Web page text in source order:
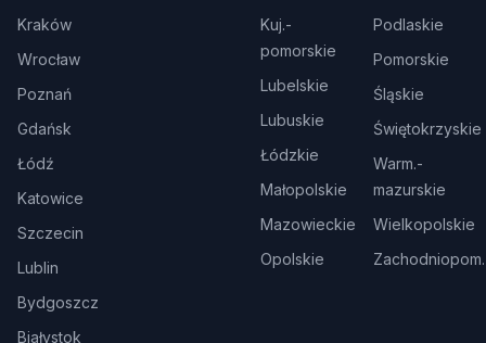
Kraków
Wrocław
Poznań
Gdańsk
Łódź
Katowice
Szczecin
Lublin
Bydgoszcz
Białystok
Kuj.-
pomorskie
Lubelskie
Lubuskie
Łódzkie
Małopolskie
Mazowieckie
Opolskie
Podlaskie
Pomorskie
Śląskie
Świętokrzyskie
Warm.-
mazurskie
Wielkopolskie
Zachodniopom.